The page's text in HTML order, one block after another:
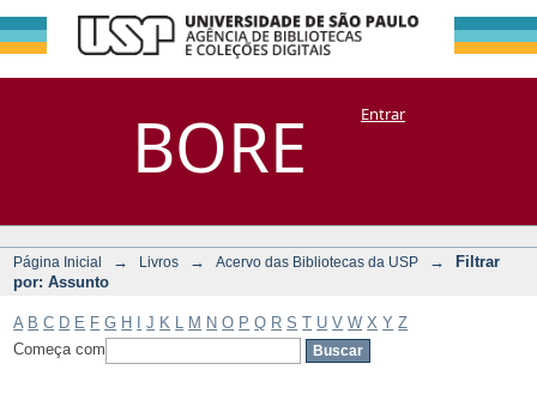
BORE
Filtrar por:
Assunto
DSpace/Manakin + CoriscoEntrar
Página Inicial → Livros → Acervo das Bibliotecas da USP →
Filtrar
por: Assunto
A B C D E F G H J K M N O P Q R S T U V W X Y Z
Começa com